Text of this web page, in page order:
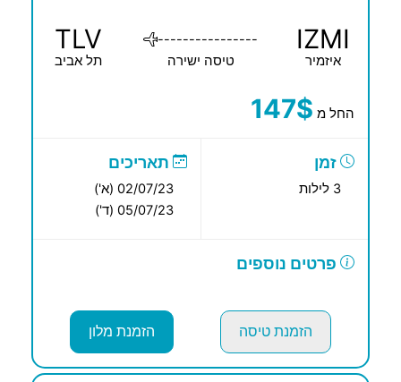
IZMI
איזמיר
----------------
טיסה ישירה
TLV
תל אביב
החל מ 147$
זמן
3 לילות
תאריכים
02/07/23 (א')
05/07/23 (ד')
פרטים נוספים
הזמנת טיסה הזמנת מלון